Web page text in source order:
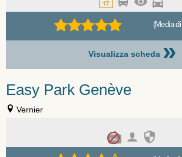
(Media
Visualizza scheda »
Easy Park Genève
Vernier